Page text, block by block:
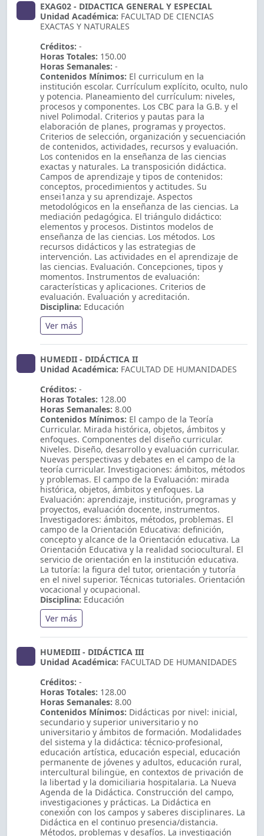
EXAG02 - DIDACTICA GENERAL Y ESPECIAL
Unidad Académica: FACULTAD DE CIENCIAS
EXACTAS Y NATURALES
Créditos: -
Horas Totales: 150.00
Horas Semanales: -
Contenidos Mínimos: El curriculum en la
institución escolar. Currículum explícito, oculto, nulo
y potencia. Planeamiento del currículum: niveles,
procesos y componentes. Los CBC para la G.B. y el
nivel Polimodal. Criterios y pautas para la
elaboración de planes, programas y proyectos.
Criterios de selección, organización y secuenciación
de contenidos, actividades, recursos y evaluación.
Los contenidos en la enseñanza de las ciencias
exactas y naturales. La transposición didáctica.
Campos de aprendizaje y tipos de contenidos:
conceptos, procedimientos y actitudes. Su
ensei1anza y su aprendizaje. Aspectos
metodológicos en la enseñanza de las ciencias. La
mediación pedagógica. El triángulo didáctico:
elementos y procesos. Distintos modelos de
enseñanza de las ciencias. Los métodos. Los
recursos didácticos y las estrategias de
intervención. Las actividades en el aprendizaje de
las ciencias. Evaluación. Concepciones, tipos y
momentos. Instrumentos de evaluación:
características y aplicaciones. Criterios de
evaluación. Evaluación y acreditación.
Disciplina: Educación
Ver más
HUMEDII - DIDÁCTICA II
Unidad Académica: FACULTAD DE HUMANIDADES
Créditos: -
Horas Totales: 128.00
Horas Semanales: 8.00
Contenidos Mínimos: El campo de la Teoría
Curricular. Mirada histórica, objetos, ámbitos y
enfoques. Componentes del diseño curricular.
Niveles. Diseño, desarrollo y evaluación curricular.
Nuevas perspectivas y debates en el campo de la
teoría curricular. Investigaciones: ámbitos, métodos
y problemas. El campo de la Evaluación: mirada
histórica, objetos, ámbitos y enfoques. La
Evaluación: aprendizaje, institución, programas y
proyectos, evaluación docente, instrumentos.
Investigadores: ámbitos, métodos, problemas. El
campo de la Orientación Educativa: definición,
concepto y alcance de la Orientación educativa. La
Orientación Educativa y la realidad sociocultural. El
servicio de orientación en la institución educativa.
La tutoría: la figura del tutor, orientación y tutoría
en el nivel superior. Técnicas tutoriales. Orientación
vocacional y ocupacional.
Disciplina: Educación
Ver más
HUMEDIII - DIDÁCTICA III
Unidad Académica: FACULTAD DE HUMANIDADES
Créditos: -
Horas Totales: 128.00
Horas Semanales: 8.00
Contenidos Mínimos: Didácticas por nivel: inicial,
secundario y superior universitario y no
universitario y ámbitos de formación. Modalidades
del sistema y la didáctica: técnico-profesional,
educación artística, educación especial, educación
permanente de jóvenes y adultos, educación rural,
intercultural bilingüe, en contextos de privación de
la libertad y la domiciliaria hospitalaria. La Nueva
Agenda de la Didáctica. Construcción del campo,
investigaciones y prácticas. La Didáctica en
conexión con los campos y saberes disciplinares. La
Didáctica en el continuo presencia/distancia.
Métodos, problemas y desafíos. La investigación